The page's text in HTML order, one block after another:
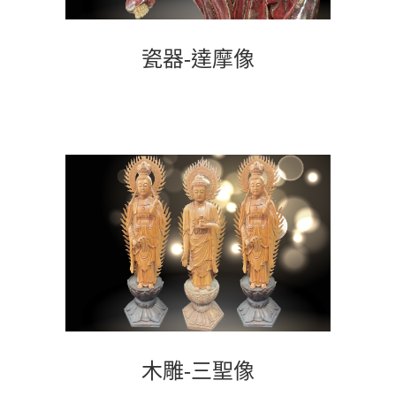
瓷器-達摩像
木雕-三聖像